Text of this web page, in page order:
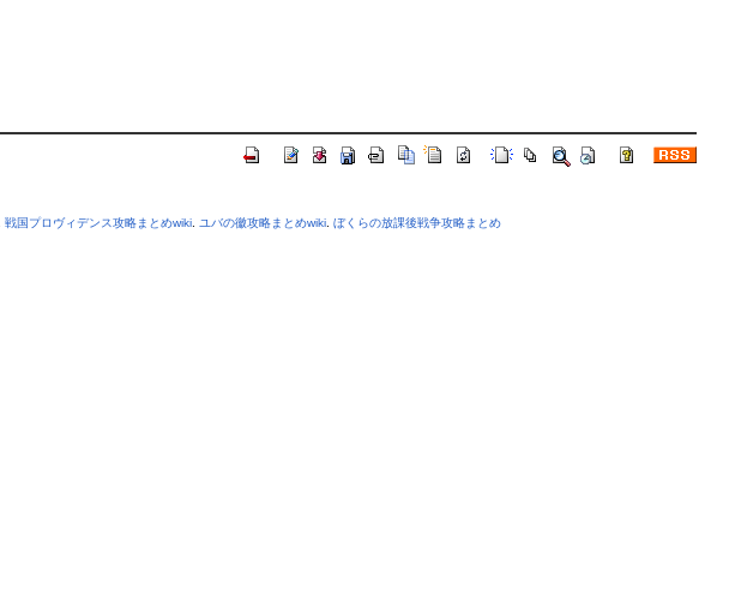
戦国プロヴィデンス攻略まとめwiki. ユバの徽攻略まとめwiki. ぼくらの放課後戦争攻略まとめ